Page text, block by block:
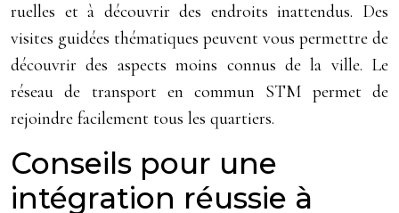
ruelles et à découvrir des endroits inattendus. Des
visites guidées thématiques peuvent vous permettre de
découvrir des aspects moins connus de la ville. Le
réseau de transport en commun STM permet de
rejoindre facilement tous les quartiers.
Conseils pour une
intégration réussie à